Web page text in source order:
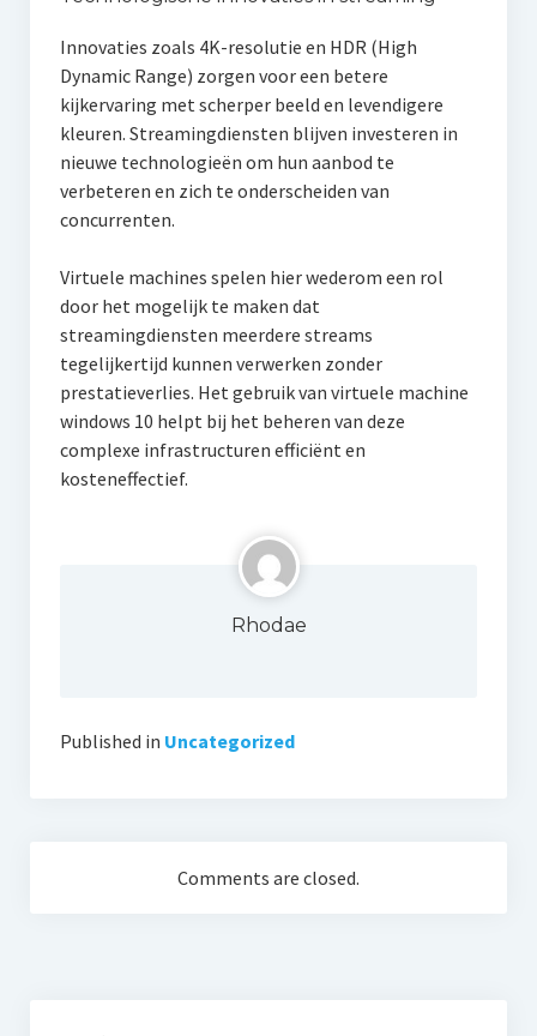
Innovaties zoals 4K-resolutie en HDR (High
Dynamic Range) zorgen voor een betere
kijkervaring met scherper beeld en levendigere
kleuren. Streamingdiensten blijven investeren in
nieuwe technologieën om hun aanbod te
verbeteren en zich te onderscheiden van
concurrenten.
Virtuele machines spelen hier wederom een rol
door het mogelijk te maken dat
streamingdiensten meerdere streams
tegelijkertijd kunnen verwerken zonder
prestatieverlies. Het gebruik van virtuele machine
windows 10 helpt bij het beheren van deze
complexe infrastructuren efficiënt en
kosteneffectief.
Rhodae
Published in Uncategorized
Comments are closed.